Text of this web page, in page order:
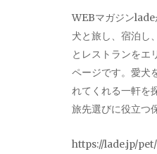
WEBマガジン
犬と旅し、宿泊し
とレストランをエ
ページです。愛犬
れてくれる一軒を
旅先選びに役立つ
https://lade.jp/pet/